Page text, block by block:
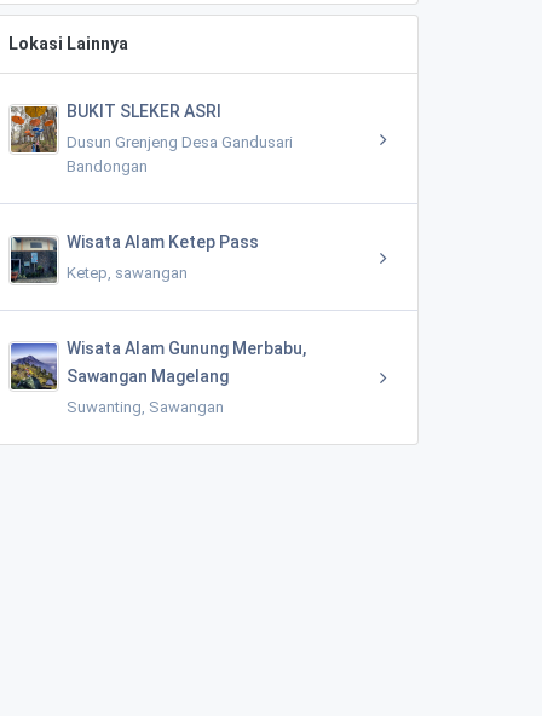
Lokasi Lainnya
BUKIT SLEKER ASRI
Dusun Grenjeng Desa Gandusari
Bandongan
Wisata Alam Ketep Pass
Ketep, sawangan
Wisata Alam Gunung Merbabu,
Sawangan Magelang
Suwanting, Sawangan